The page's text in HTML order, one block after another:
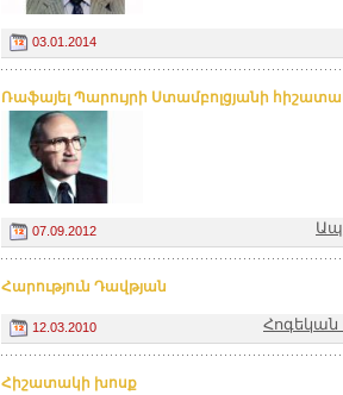
03.01.2014
Ռաֆայել Պարույրի Ստամբոլցյանի
07.09.2012
Հարություն Դավթյան
12.03.2010 Հոգեկան
Հիշատակի խոսք